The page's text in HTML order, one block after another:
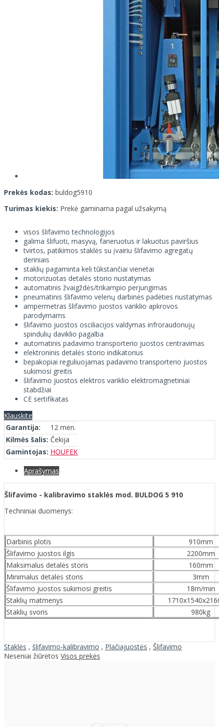
Prekės kodas: buldog5910
Turimas kiekis: Prekė gaminama pagal užsakymą
visos šlifavimo technologijos
galima šlifuoti, masyvą, faneruotus ir lakuotus paviršius
tvirtos, patikimos staklės su įvairiu šlifavimo agregatų
deriniais
staklių pagaminta keli tūkstančiai vienetai
motorizuotas detalės storio nustatymas
automatinis žvaigždės/trikampio perjungimas
pneumatinis šlifavimo velenų darbinės padėties nustatymas
ampermetras šlifavimo juostos variklio apkrovos
parodymams
šlifavimo juostos osciliacijos valdymas infroraudonujų
spindulių daviklio pagalba
automatinis padavimo transporterio juostos centravimas
elektroninis detalės storio indikatorius
bepakopiai reguliuojamas padavimo transporterio juostos
sukimosi greitis
šlifavimo juostos elektros variklio elektromagnetiniai
stabdžiai
CE sertifikatas
Klauskite
Garantija:
12 mėn.
Kilmės šalis: Čekija
Gamintojas: HOUFEK
Aprašymas
Šlifavimo - kalibravimo staklės mod. BULDOG 5 910
Techniniai duomenys:
Darbinis plotis
910mm
Šlifavimo juostos ilgis
2200mm
Maksimalus detalės storis
160mm
Minimalus detalės storis
3mm
Šlifavimo juostos sukimosi greitis
18m/min
Staklių matmenys
Staklių svoris
980kg
Staklės , šlifavimo-kalibravimo , Plačiajuostės , Šlifavimo
Neseniai žiūrėtos Visos prekės